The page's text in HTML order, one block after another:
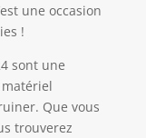
une occasion
!
sont une
Que vous
trouverez